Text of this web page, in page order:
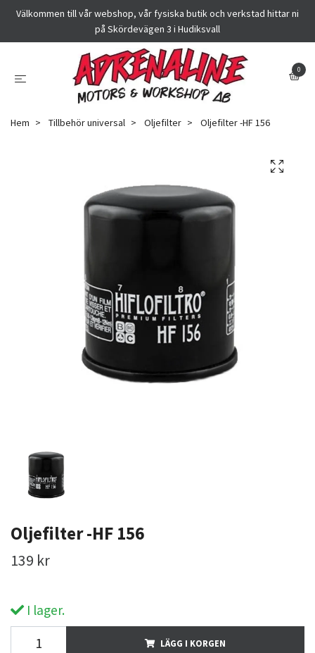
Välkommen till vår webshop, vår fysiska butik och verkstad hittar ni
på Skördevägen 3 i Hudiksvall
0
Hem Tillbehör universal Oljefilter Oljefilter -HF 156
Oljefilter -HF 156
139 kr
I lager.
LÄGG I KORGEN